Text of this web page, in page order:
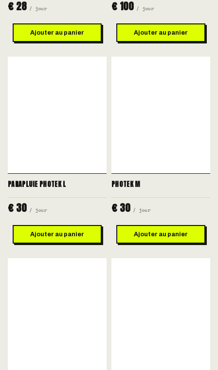
€ 28 / jour
Ajouter au panier
€ 100 / jour
Ajouter au panier
PARAPLUIE PHOTEK L
€ 30 / jour
Ajouter au panier
PHOTEK M
€ 30 / jour
Ajouter au panier